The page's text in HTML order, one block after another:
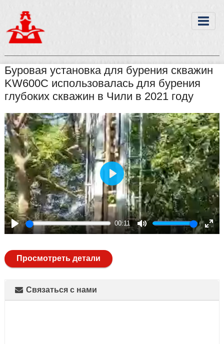
Буровая установка для бурения скважин
KW600C использовалась для бурения
глубоких скважин в Чили в 2021 году
Play
00:11
Mute
Play
Просмотреть детали
Связаться с нами